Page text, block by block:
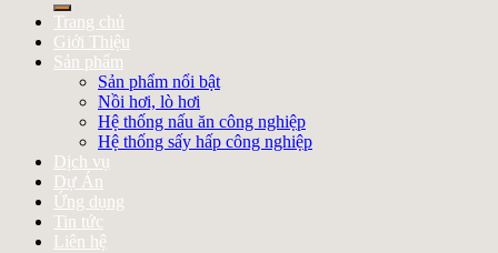
Trang chủ
Giới Thiệu
Sản phẩm
Sản phẩm nổi bật
Nồi hơi, lò hơi
Hệ thống nấu ăn công nghiệp
Hệ thống sấy hấp công nghiệp
Dịch vụ
Dự Án
Ứng dụng
Tin tức
Liên hệ